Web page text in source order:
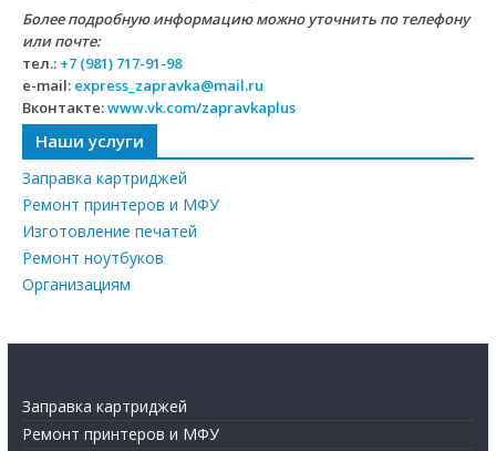
Более подробную информацию можно уточнить по телефону
или почте:
тел.: +7 (981) 717-91-98
e-mail: express_zapravka@mail.ru
Вконтакте:www.vk.com/zapravkaplus
Наши услуги
Заправка картриджей
Ремонт принтеров и МФУ
Изготовление печатей
Ремонт ноутбуков
Организациям
Заправка картриджей
Ремонт принтеров и МФУ